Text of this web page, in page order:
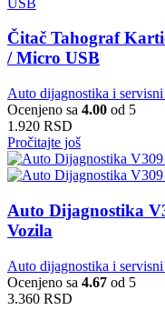
Čitač Tahograf
/ Micro USB
Auto dijagnostika i servisni
Ocenjeno sa 4.00 od 5
1.920 RSD
Pročitajte još
Auto Dijagnostika
Vozila
Auto dijagnostika i servisni
Ocenjeno sa 4.67 od 5
3.360 RSD